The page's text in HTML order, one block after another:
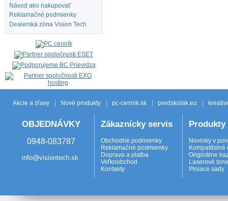
Návod ako nakupovať
Reklamačné podmienky
Dealerská zóna Vision Tech
Akcie a zľavy Nové produkty pc-cennik.sk predskolak.eu
OBJEDNÁVKY
0948-083787
info@visiontech.sk
Zákaznícky servis
Obchodné podmienky
Reklamačné podmienky
Doprava a platba
Veľkoobchod
Kontakty
Produkty
Novinky v
Kompatibilné
Originálne
Laserové
Plniace sady